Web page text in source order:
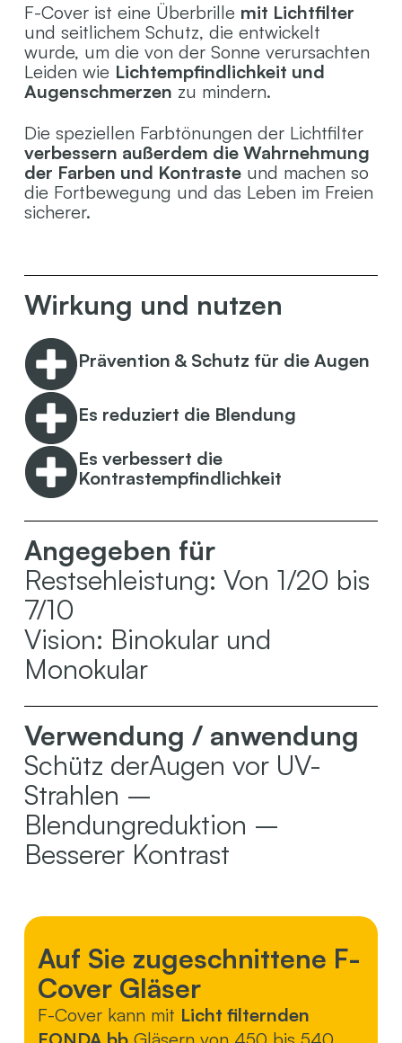
F-Cover ist eine Überbrille mit Lichtfilter
und seitlichem Schutz, die entwickelt
wurde, um die von der Sonne verursachten
Leiden wie Lichtempfindlichkeit und
Augenschmerzen zu mindern.
Die speziellen Farbtönungen der Lichtfilter
verbessern außerdem die Wahrnehmung
der Farben und Kontrasteund machen so
die Fortbewegung und das Leben im Freien
sicherer.
Wirkung und nutzen
Prävention & Schutz für die Augen
Es reduziert die Blendung
Es verbessert die
Kontrastempfindlichkeit
Angegeben für
Restsehleistung: Von 1/20 bis
7/10
Vision: Binokular und
Monokular
Verwendung / anwendung
Schütz derAugen vor UV-
Strahlen –
Blendungreduktion –
Besserer Kontrast
Auf Sie zugeschnittene F-
Cover Gläser
F-Cover kann mit Licht filternden